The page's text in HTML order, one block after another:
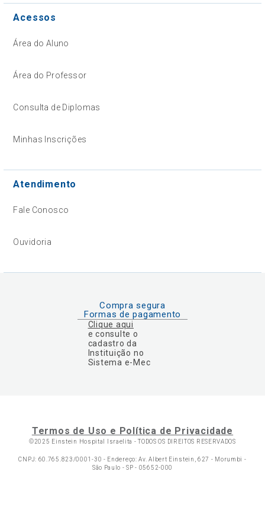
Acessos
Área do Aluno
Área do Professor
Consulta de Diplomas
Minhas Inscrições
Atendimento
Fale Conosco
Ouvidoria
Compra segura
Formas de pagamento
Clique aqui
e consulte o
cadastro da
Instituição no
Sistema e-Mec
Termos de Uso e Política de Privacidade
©2025 Einstein Hospital Israelita -TODOS OS DIREITOS RESERVADOS
CNPJ: 60.765.823/0001-30 - Endereço: Av. Albert Einstein, 627 - Morumbi -
São Paulo - SP - 05652-000